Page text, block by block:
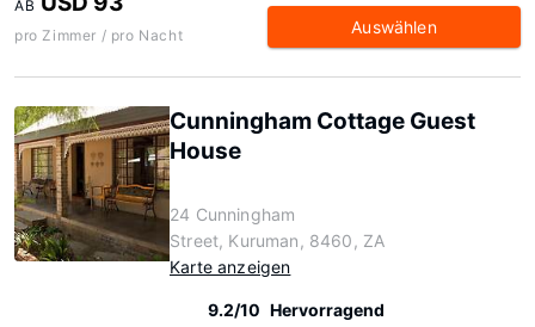
AB
pro Zimmer / pro Nacht Auswählen
Cunningham Cottage Guest
House
24 Cunningham
Street, Kuruman, 8460, ZA
Karte anzeigen
9.2/10 Hervorragend